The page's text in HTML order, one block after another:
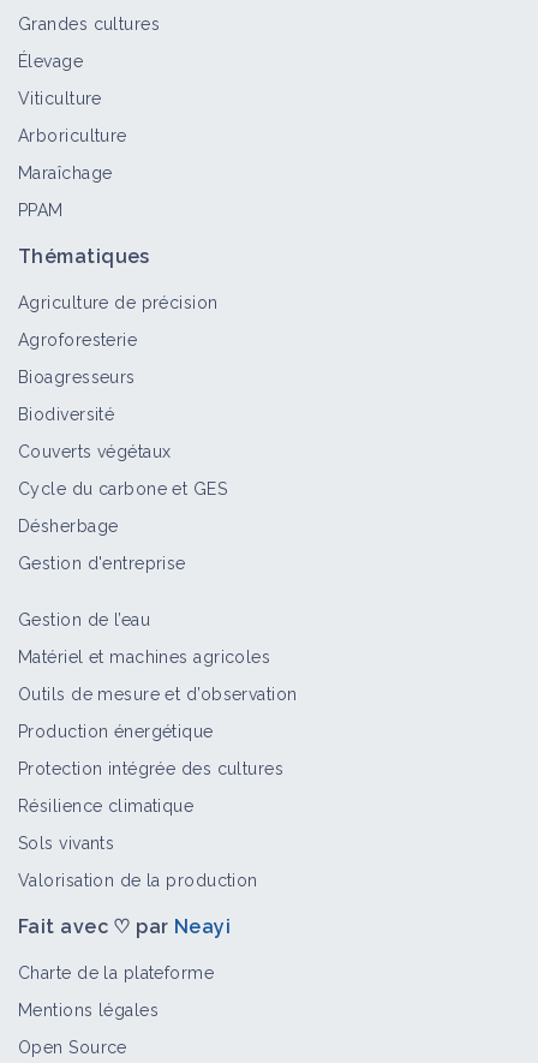
Grandes cultures
Élevage
Viticulture
Arboriculture
Maraîchage
PPAM
Thématiques
Agriculture de précision
Agroforesterie
Bioagresseurs
Biodiversité
Couverts végétaux
Cycle du carbone et GES
Désherbage
Gestion d'entreprise
Gestion de l’eau
Matériel et machines agricoles
Outils de mesure et d’observation
Production énergétique
Protection intégrée des cultures
Résilience climatique
Sols vivants
Valorisation de la production
Fait avec ♡ par Neayi
Charte de la plateforme
Mentions légales
Open Source